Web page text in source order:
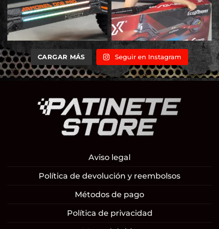
CARGAR MÁS Seguir en Instagram
Aviso legal
Política de devolución y reembolsos
Métodos de pago
Política de privacidad